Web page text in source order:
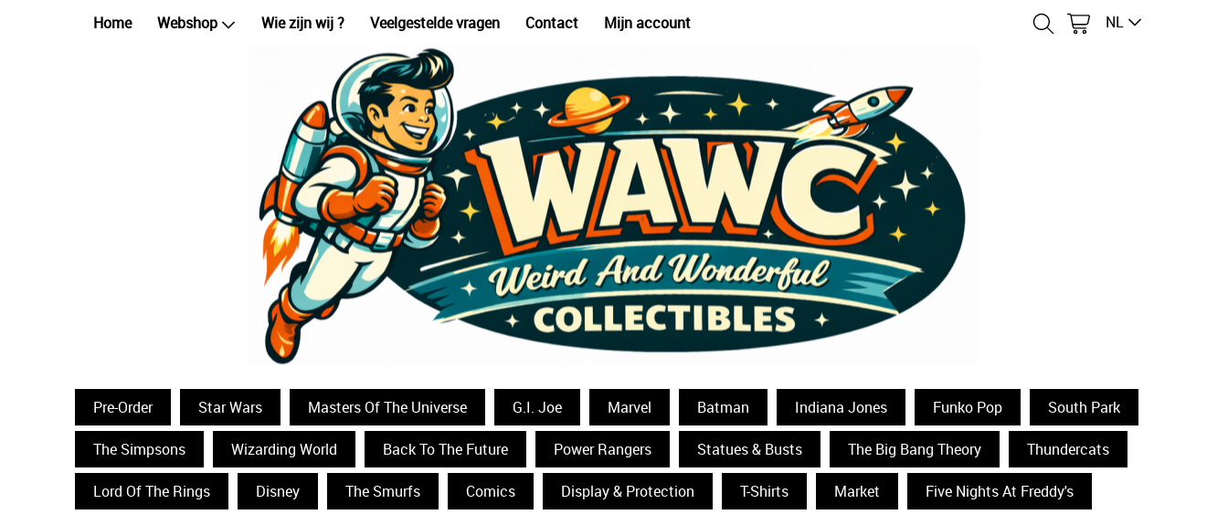
Home Webshop Wie zijn wij ? Veelgestelde vragen Contact Mijn account NL
Pre-Order Star Wars Masters Of The Universe G.I. Joe Marvel Batman Indiana Jones Funko Pop South Park
The Simpsons Wizarding World Back To The Future Power Rangers Statues & Busts The Big Bang Theory Thundercats
Lord Of The Rings Disney The Smurfs Comics Display & Protection T-Shirts Market Five Nights At Freddy's